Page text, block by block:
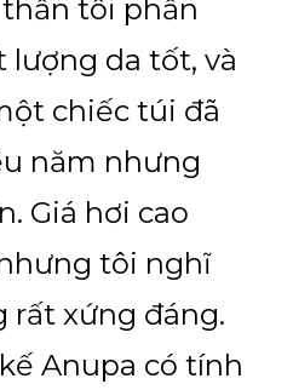
tôi phấn
lượng da tốt, và
chiếc túi đã
năm nhưng
Giá hơi cao
tôi nghĩ
rất xứng đáng.
Anupa có tính